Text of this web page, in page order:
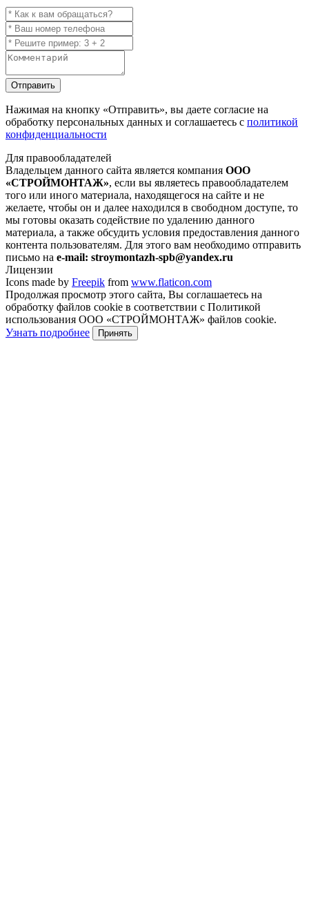
Отправить
Нажимая на кнопку «Отправить», вы даете согласие на
обработку персональных данных и соглашаетесь с политикой
конфиденциальности
Для правообладателей
Владельцем данного сайта является компания ООО
«СТРОЙМОНТАЖ», если вы являетесь правообладателем
того или иного материала, находящегося на сайте и не
желаете, чтобы он и далее находился в свободном доступе, то
мы готовы оказать содействие по удалению данного
материала, а также обсудить условия предоставления данного
контента пользователям. Для этого вам необходимо отправить
письмо на e-mail: stroymontazh-spb@yandex.ru
Лицензии
Icons made by Freepik from www.flaticon.com
Продолжая просмотр этого сайта, Вы соглашаетесь на
обработку файлов cookie в соответствии с Политикой
использования ООО «СТРОЙМОНТАЖ» файлов cookie.
Узнать подробнее
Принять